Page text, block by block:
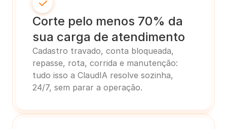
Corte pelo menos 70% da
sua carga de atendimento
Cadastro travado, conta bloqueada,
repasse, rota, corrida e manutenção:
tudo isso a ClaudIA resolve sozinha,
24/7, sem parar a operação.